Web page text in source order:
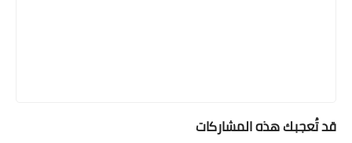
قد تُعجبك هذه المشاركات